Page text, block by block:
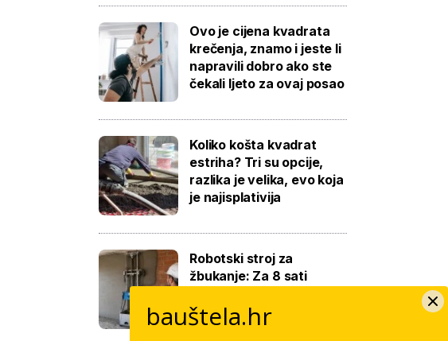
Ovo je cijena kvadrata
krečenja, znamo i jeste li
napravili dobro ako ste
čekali ljeto za ovaj posao
Koliko košta kvadrat
estriha? Tri su opcije,
razlika je velika, evo koja
je najisplativija
Robotski stroj za
žbukanje: Za 8 sati
a prate ga samo dva
bauštelca
bauštela.hr